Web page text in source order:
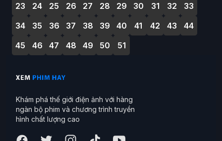
23
24 25 26 27 28 29 30 31 32
33
34
35 36 37 38 39 40 41 42 43
44
45
46 47 48 49 50 51
Khám phá thế giới điện ảnh với hàng
ngàn bộ phim và chương trình truyền
hình chất lượng cao